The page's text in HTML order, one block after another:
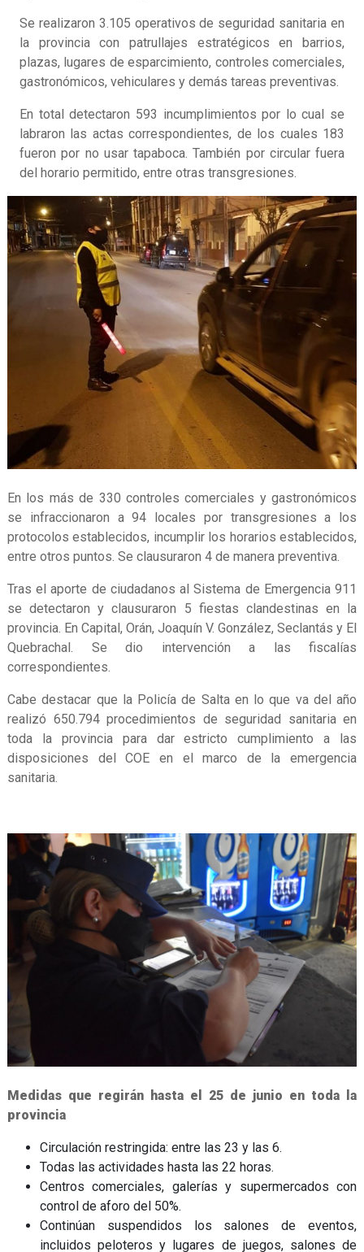
Se realizaron 3.105 operativos de seguridad sanitaria en
la provincia con patrullajes estratégicos en barrios,
plazas, lugares de esparcimiento, controles comerciales,
gastronómicos, vehiculares y demás tareas preventivas.
En total detectaron 593 incumplimientos por lo cual se
labraron las actas correspondientes, de los cuales 183
fueron por no usar tapaboca. También por circular fuera
del horario permitido, entre otras transgresiones.
En los más de 330 controles comerciales y gastronómicos
se infraccionaron a 94 locales por transgresiones a los
protocolos establecidos, incumplir los horarios establecidos,
entre otros puntos. Se clausuraron 4 de manera preventiva.
Tras el aporte de ciudadanos al Sistema de Emergencia 911
se detectaron y clausuraron 5 fiestas clandestinas en la
provincia. En Capital, Orán, Joaquín V. González, Seclantás y El
Quebrachal. Se dio intervención a las fiscalías
correspondientes.
Cabe destacar que la Policía de Salta en lo que va del año
realizó 650.794 procedimientos de seguridad sanitaria en
toda la provincia para dar estricto cumplimiento a las
disposiciones del COE en el marco de la emergencia
sanitaria.
Medidas que regirán hasta el 25 de junio en toda la
provincia
Circulación restringida: entre las 23 y las 6.
Todas las actividades hasta las 22 horas.
Centros comerciales, galerías y supermercados con
control de aforo del 50%.
Continúan suspendidos los salones de eventos,
incluidos peloteros y lugares de juegos, salones de